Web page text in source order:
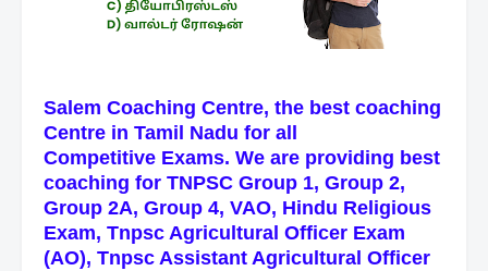
Salem Coaching Centre, the best coaching
Centre in Tamil Nadu for all
Competitive Exams. We are providing best
coaching for TNPSC Group 1, Group 2,
Group 2A, Group 4, VAO, Hindu Religious
Exam, Tnpsc Agricultural Officer Exam
(AO), Tnpsc Assistant Agricultural Officer